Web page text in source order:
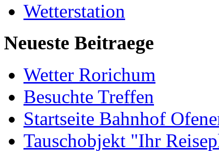
Wetterstation
Neueste Beitraege
Wetter Rorichum
Besuchte Treffen
Startseite Bahnhof
Tauschobjekt "Ihr